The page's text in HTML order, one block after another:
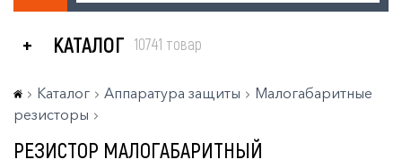
КАТАЛОГ 10741 товар
Каталог Аппаратура защиты
Малогабаритные
резисторы
РЕЗИСТОР МАЛОГАБАРИТНЫЙ